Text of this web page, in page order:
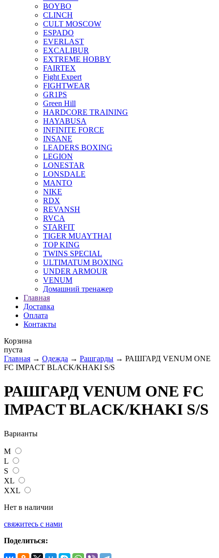
BOYBO
CLINCH
CULT MOSCOW
ESPADO
EVERLAST
EXCALIBUR
EXTREME HOBBY
FAIRTEX
Fight Expert
FIGHTWEAR
GR1PS
Green Hill
HARDCORE TRAINING
HAYABUSA
INFINITE FORCE
INSANE
LEADERS BOXING
LEGION
LONESTAR
LONSDALE
MANTO
NIKE
RDX
REVANSH
RVCA
STARFIT
TIGER MUAYTHAI
TOP KING
TWINS SPECIAL
ULTIMATUM BOXING
UNDER ARMOUR
VENUM
Домашний тренажер
Главная
Доставка
Оплата
Контакты
Корзина
пуста
Главная → Одежда → Рашгарды → РАШГАРД VENUM ONE
FC IMPACT BLACK/KHAKI S/S
РАШГАРД VENUM ONE FC
IMPACT BLACK/KHAKI S/S
Варианты
M
L
S
XL
XXL
Нет в наличии
свяжитесь с нами
Поделиться: